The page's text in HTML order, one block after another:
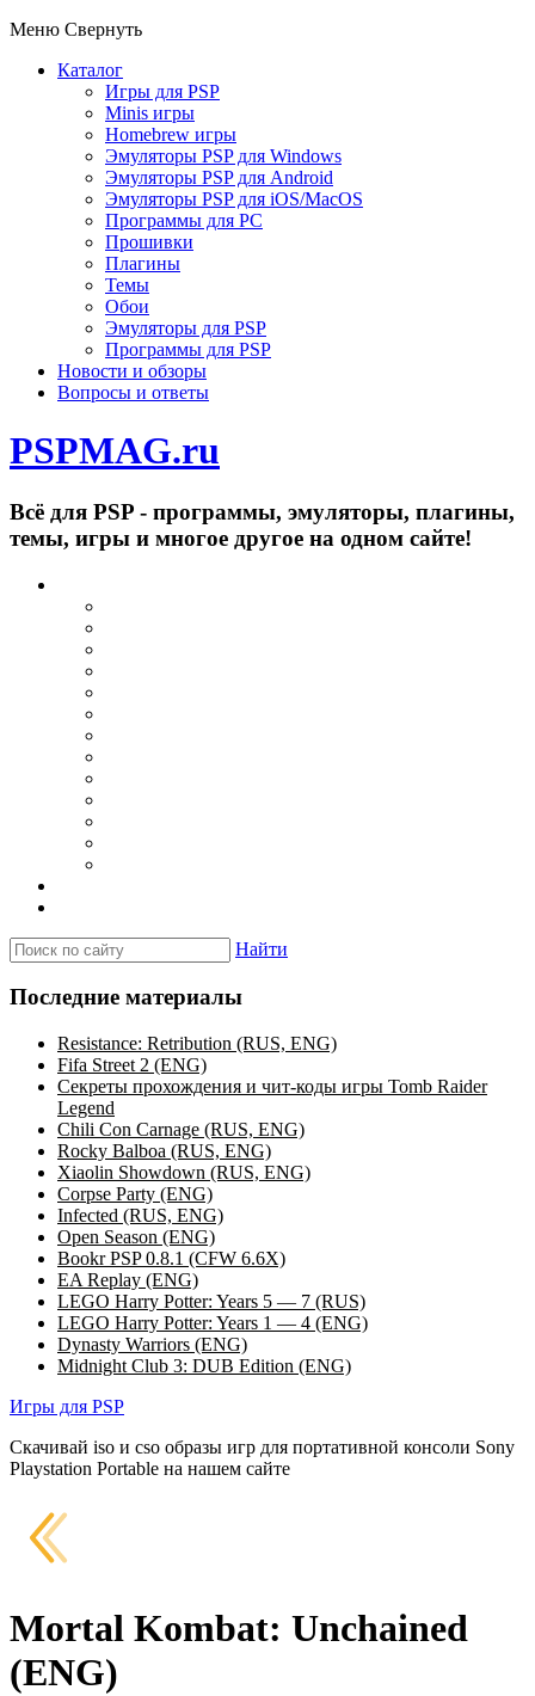
Меню Свернуть
Каталог
Игры для PSP
Minis игры
Homebrew игры
Эмуляторы PSP для Windows
Эмуляторы PSP для Android
Эмуляторы PSP для iOS/MacOS
Программы для PC
Прошивки
Плагины
Темы
Обои
Эмуляторы для PSP
Программы для PSP
Новости и обзоры
Вопросы и ответы
PSPMAG.ru
Всё для PSP - программы, эмуляторы, плагины,
темы, игры и многое другое на одном сайте!
Найти
Последние материалы
Resistance: Retribution (RUS, ENG)
Fifa Street 2 (ENG)
Секреты прохождения и чит-коды игры Tomb Raider
Legend
Chili Con Carnage (RUS, ENG)
Rocky Balboa (RUS, ENG)
Xiaolin Showdown (RUS, ENG)
Corpse Party (ENG)
Infected (RUS, ENG)
Open Season (ENG)
Bookr PSP 0.8.1 (CFW 6.6X)
EA Replay (ENG)
LEGO Harry Potter: Years 5 — 7 (RUS)
LEGO Harry Potter: Years 1 — 4 (ENG)
Dynasty Warriors (ENG)
Midnight Club 3: DUB Edition (ENG)
Игры для PSP
Скачивай iso и cso образы игр для портативной консоли Sony
Playstation Portable на нашем сайте
Mortal Kombat: Unchained
(ENG)